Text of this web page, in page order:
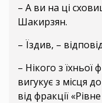
– А ви на ці
Шакирзян.
– Їздив, –
– Нікого з їхньої
вигукує з місця
від фракції